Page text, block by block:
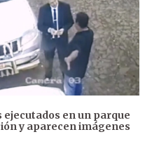
en un parque
y aparecen imágenes